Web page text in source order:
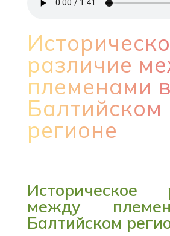
различие
племенами в
Балтийском
регионе
Историческое
между
Балтийском